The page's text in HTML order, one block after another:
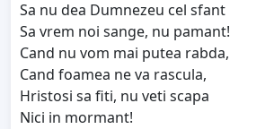
Sa nu dea Dumnezeu cel sfant
Sa vrem noi sange, nu pamant!
Cand nu vom mai putea rabda,
Cand foamea ne va rascula,
Hristosi sa fiti, nu veti scapa
Nici in mormant!